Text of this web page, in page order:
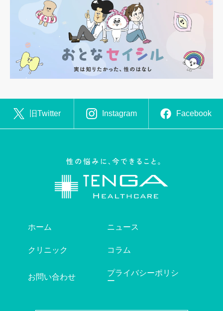
旧Twitter Instagram Facebook
ホーム ニュース
クリニック コラム
お問い合わせ
プライバシーポリシ
ー